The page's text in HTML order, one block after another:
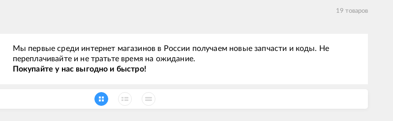
19 товаров
Мы первые среди интернет магазинов в России получаем новые запчасти и коды. Не
переплачивайте и не тратьте время на ожидание.
Покупайте у нас выгодно и быстро!